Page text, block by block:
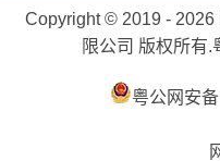
Copyright © 2019 -
限公司 版权所有.
粤公网安